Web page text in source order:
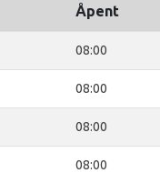
Åpent
08:00
08:00
08:00
08:00